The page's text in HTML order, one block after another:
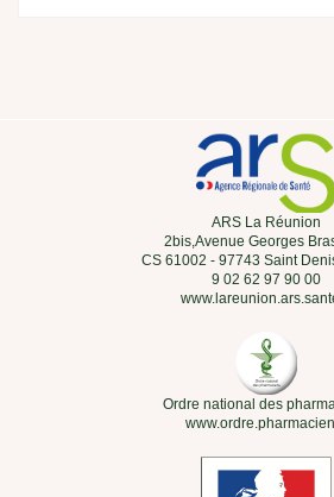
ARS La Réunion
2bis,Avenue Georges
CS 61002 - 97743 Saint
9 02 62 97 90 00
Ordre national des